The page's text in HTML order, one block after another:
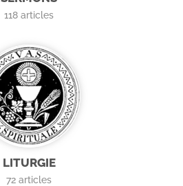
118 articles
LITURGIE
72 articles